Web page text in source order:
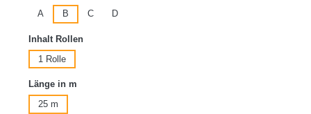
A
B C D
Inhalt Rollenauswählen
1 Rolle
Länge in m
25 m